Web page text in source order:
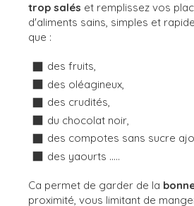
trop salés et remplissez vos
d'aliments sains, simples et
que :
des fruits,
des oléagineux,
des crudités,
du chocolat noir,
des compotes sans sucre
des yaourts .....
Ca permet de garder de la
proximité, vous limitant de